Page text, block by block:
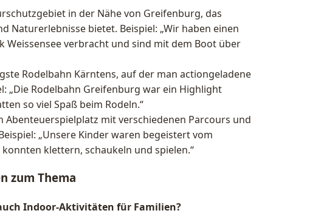
in der Nähe von Greifenburg, das
Naturerlebnisse bietet. Beispiel: „Wir haben einen
Weissensee verbracht und sind mit dem Boot über
Rodelbahn Kärntens, auf der man actiongeladene
„Die Rodelbahn Greifenburg war ein Highlight
so viel Spaß beim Rodeln.“
Abenteuerspielplatz mit verschiedenen Parcours und
„Unsere Kinder waren begeistert vom
klettern, schaukeln und spielen.“
zum Thema
Indoor-Aktivitäten für Familien?